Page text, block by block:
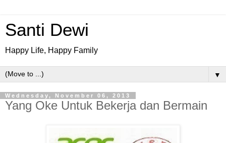
Santi Dewi
Happy Life, Happy Family
▼
Wednesday, November 06, 2013
Yang Oke Untuk Bekerja dan Bermain